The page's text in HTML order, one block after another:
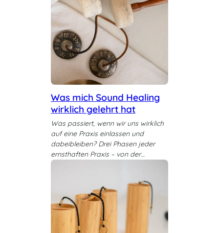
Was mich Sound Healing
wirklich gelehrt hat
Was passiert, wenn wir uns wirklich
auf eine Praxis einlassen und
dabeibleiben? Drei Phasen jeder
ernsthaften Praxis – von der…